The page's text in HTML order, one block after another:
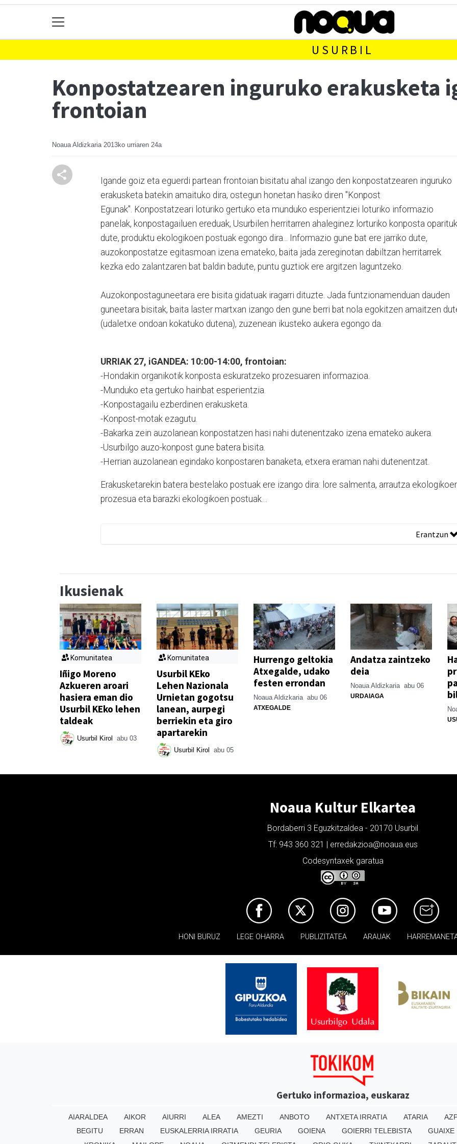
USURBIL
Konpostatzearen inguruko erakusketa
frontoian
Noaua Aldizkaria 2013ko urriaren 24a
Igande goiz eta eguerdi partean frontoian bisitatu ahal izango den konpostatzearen inguruko
erakusketa batekin amaituko dira, ostegun honetan hasiko diren "Konpost
Egunak". Konpostatzeari loturiko gertuko eta munduko esperientziei loturiko informazio
panelak, konpostagailuen ereduak, Usurbilen herritarren ahaleginez lorturiko konposta
dute, produktu ekologikoen postuak egongo dira... Informazio gune bat ere jarriko dute,
auzokonpostatze egitasmoan izena emateko, baita jada zereginotan dabiltzan herritarrek
kezka edo zalantzaren bat baldin badute, puntu guztiok ere argitzen laguntzeko.
Auzokonpostaguneetara ere bisita gidatuak iragarri dituzte. Jada funtzionamenduan dauden
guneetara bisitak, baita laster martxan izango den gune berri bat nola egokitzen amaitzen
(udaletxe ondoan kokatuko dutena), zuzenean ikusteko aukera egongo da.
URRIAK 27, iGANDEA: 10:00-14:00, frontoian:
-Hondakin organikotik konposta eskuratzeko prozesuaren informazioa.
-Munduko eta gertuko hainbat esperientzia.
-Konpostagailu ezberdinen erakusketa.
-Konpost-motak ezagutu.
-Bakarka zein auzolanean konpostatzen hasi nahi dutenentzako izena emateko aukera.
-Usurbilgo auzo-konpost gune batera bisita.
-Herrian auzolanean egindako konpostaren banaketa, etxera eraman nahi dutenentzat.
Erakusketarekin batera bestelako postuak ere izango dira: lore salmenta, arrautza
prozesua eta barazki ekologikoen postuak…
Erantzun
Ikusienak
Komunitatea
Iñigo Moreno
Azkueren aroari
hasiera eman dio
Usurbil KEko lehen
taldeak
Usurbil Kirol abu 03
Komunitatea
Usurbil KEko
Lehen Nazionala
Urnietan gogotsu
lanean, aurpegi
berriekin eta giro
apartarekin
Usurbil Kirol abu 05
Hurrengo geltokia
Atxegalde, udako
festen errondan
Noaua Aldizkaria abu 06
ATXEGALDE
Andatza zaintzeko
deia
Noaua Aldizkaria abu 06
URDAIAGA
Noaua Kultur Elkartea
Bordaberri 3 Eguzkitzaldea - 20170 Usurbil
Tf: 943 360 321 | erredakzioa@noaua.eus
Codesyntaxek garatua
HONI BURUZ LEGE OHARRA PUBLIZITATEA ARAUAK
Gertuko informazioa, euskaraz
AIARALDEA AIKOR AIURRI ALEA AMEZTI ANBOTO ANTXETA IRRATIA ATARIA
BEGITU
ERRAN EUSKALERRIA IRRATIA GEURIA GOIENA GOIERRI TELEBISTA
GUAIXE